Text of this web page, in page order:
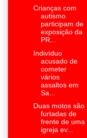
Crianças com
autismo
participam de
exposição da
PR...
Indivíduo
acusado de
cometer
vários
assaltos em
Sa...
Duas motos são
furtadas de
frente de uma
igreja ev...